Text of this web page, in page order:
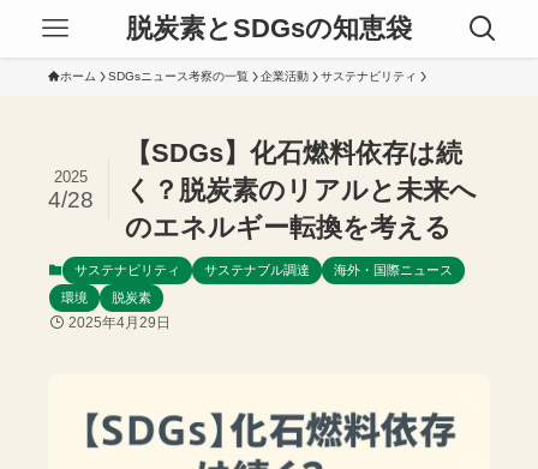
脱炭素とSDGsの知恵袋
ホーム SDGsニュース考察の一覧 企業活動 サステナビリティ
【SDGs】化石燃料依存は続
く？脱炭素のリアルと未来へ
のエネルギー転換を考える
2025
4/28
サステナビリティ サステナブル調達
海外・国際ニュース
環境
脱炭素
2025年4月29日